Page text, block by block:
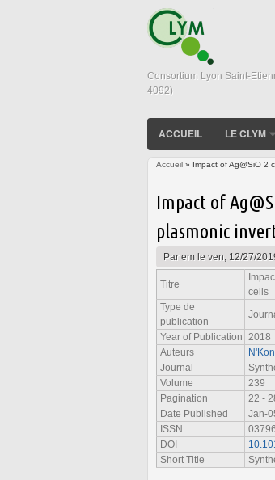
Consortium Lyon Saint-
4092)
ACCUEIL LE CLYM
Accueil » Impact of Ag@SiO 2
Impact of
plasmonic
Parem le ven, 12/27/
Titre
cells
Type de
publication
Year of Publication
2018
Auteurs
Journal
Volume
239
Pagination
22 -
Date Published
Jan-
ISSN
DOI
Short Title